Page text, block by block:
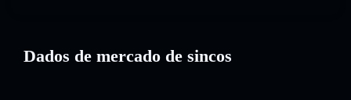
Dados de mercado de sincos